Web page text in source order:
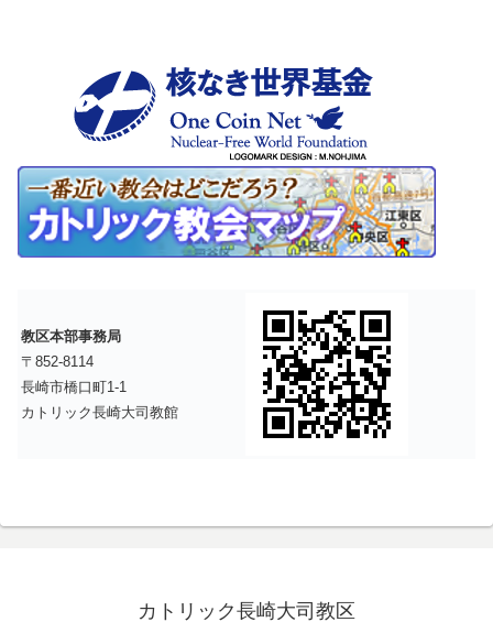
教区本部事務局
〒852-8114
長崎市橋口町1-1
カトリック長崎大司教館
カトリック長崎大司教区